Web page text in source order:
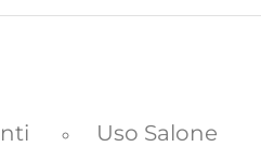
Uso Salone